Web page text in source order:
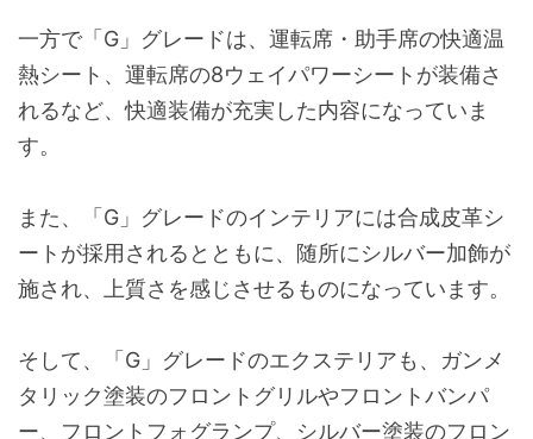
UVカット機能付プライバシーガラス(リヤドア・リヤク
ウォッシャー連動間欠フロントワイパー(時間調整式・
LEDハイマウントストップランプ
リヤウインドゥデフォッガー(タイマー付)
ドライブスタートコントロール
一方で「G」グレードは、運転席・助手席の快適温
熱シート、運転席の8ウェイパワーシートが装備さ
れるなど、快適装備が充実した内容になっていま
す。
また、「G」グレードのインテリアには合成皮革シ
ートが採用されるとともに、随所にシルバー加飾が
施され、上質さを感じさせるものになっています。
そして、「G」グレードのエクステリアも、ガンメ
タリック塗装のフロントグリルやフロントバンパ
ー、フロントフォグランプ、シルバー塗装のフロン